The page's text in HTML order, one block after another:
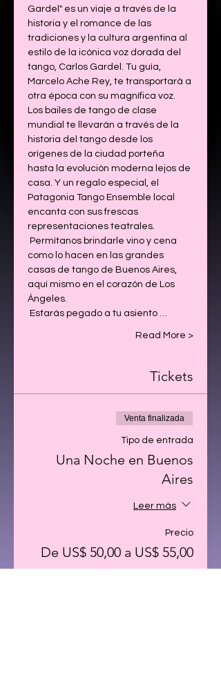
Gardel" es un viaje a través de la
historia y el romance de las
tradiciones y la cultura argentina al
estilo de la icónica voz dorada del
tango, Carlos Gardel. Tu guía,
Marcelo Ache Rey, te transportará a
otra época con su magnífica voz.
Los bailes de tango de clase
mundial te llevarán a través de la
historia del tango desde los
orígenes de la ciudad porteña
hasta la evolución moderna lejos de
casa. Y un regalo especial, el
Patagonia Tango Ensemble local
encanta con sus frescas
representaciones teatrales.
como lo hacen en las grandes
casas de tango de Buenos Aires,
aquí mismo en el corazón de Los
Ángeles.
Estarás pegado a tu asiento …
Read More >
Tickets
Venta finalizada
Tipo de entrada
Una Noche en Buenos
Aires
Leer más
Precio
De US$ 50,00 a US$ 55,00